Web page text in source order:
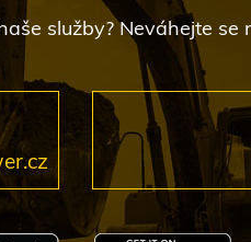
služby? Neváhejte